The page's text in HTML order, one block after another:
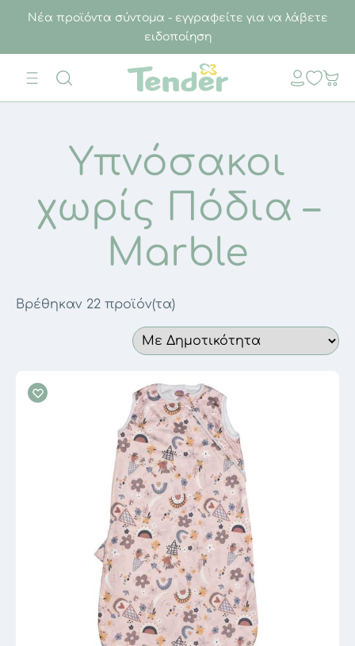
Νέα προϊόντα σύντομα - εγγραφείτε για να λάβετε
ειδοποίηση
Υπνόσακοι
χωρίς Πόδια –
Marble
Βρέθηκαν 22 προϊόν(τα)